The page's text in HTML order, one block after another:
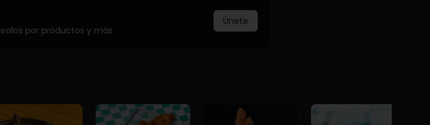
por productos y más
Únete